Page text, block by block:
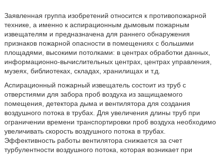
Заявленная группа изобретений относится к противопожарной
технике, а именно к аспирационным дымовым пожарным
извещателям и предназначена для раннего обнаружения
признаков пожарной опасности в помещениях с большими
площадями, высокими потолками: в центрах обработки данных,
информационно-вычислительных центрах, центрах управления,
музеях, библиотеках, складах, хранилищах и т.д.
Аспирационный пожарный извещатель состоит из труб с
отверстиями для забора проб воздуха из защищаемого
помещения, детектора дыма и вентилятора для создания
воздушного потока в трубах. Для увеличения длины труб при
ограничении времени транспортировки проб воздуха необходимо
увеличивать скорость воздушного потока в трубах.
Эффективность работы вентилятора снижается за счет
турбулентности воздушного потока, которая возникает при